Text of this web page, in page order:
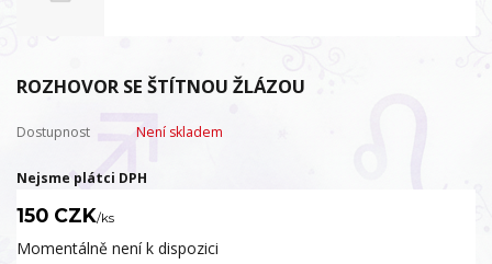
ROZHOVOR SE ŠTÍTNOU ŽLÁZOU
Dostupnost Není skladem
Nejsme plátci DPH
150 CZK/ks
Momentálně není k dispozici